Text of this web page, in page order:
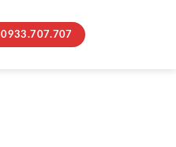
0933.707.707